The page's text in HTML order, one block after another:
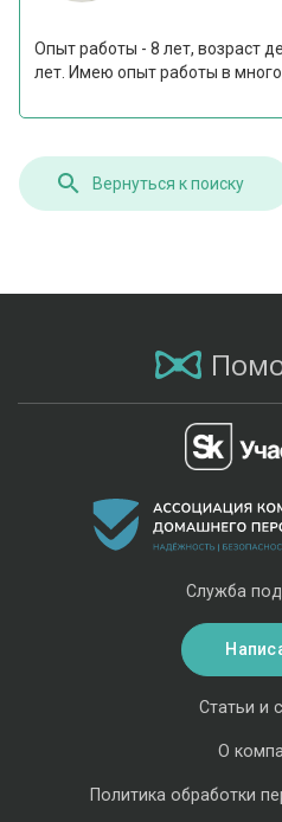
Опыт работы - 8 лет, возраст
лет. Имею опыт работы в
Вернуться к поиску
Статьи и
О
Политика обработки
Служба